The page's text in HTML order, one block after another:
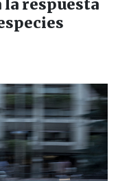
respuesta